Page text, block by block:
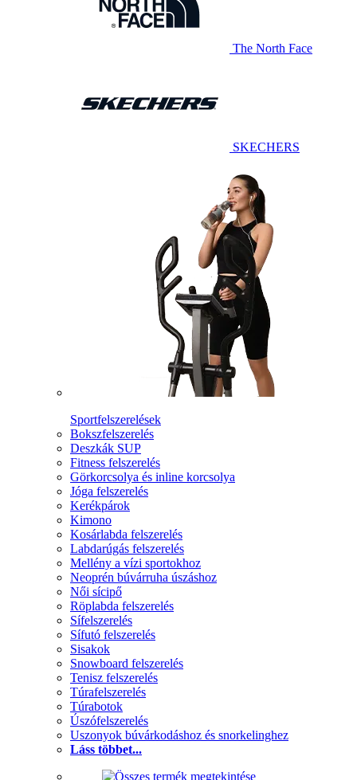
The North Face
SKECHERS
Sportfelszerelések
Bokszfelszerelés
Deszkák SUP
Fitness felszerelés
Görkorcsolya és inline korcsolya
Jóga felszerelés
Kerékpárok
Kimono
Kosárlabda felszerelés
Labdarúgás felszerelés
Mellény a vízi sportokhoz
Neoprén búvárruha úszáshoz
Női sícipő
Röplabda felszerelés
Sífelszerelés
Sífutó felszerelés
Sisakok
Snowboard felszerelés
Tenisz felszerelés
Túrafelszerelés
Túrabotok
Úszófelszerelés
Uszonyok búvárkodáshoz és snorkelinghez
Láss többet...